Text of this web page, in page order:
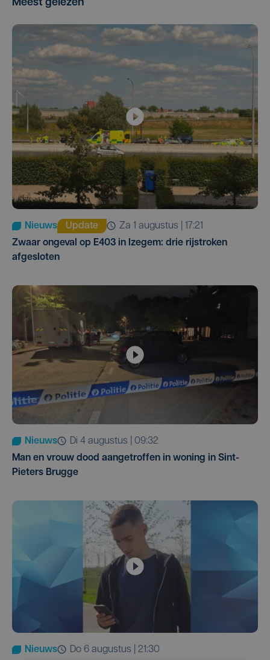
Meest gelezen
Nieuws Update
za 1 augustus | 17:21
Zwaar ongeval op E403 in Izegem: drie rijstroken
afgesloten
Nieuws
di 4 augustus | 09:32
Man en vrouw dood aangetroffen in woning in Sint-
Pieters Brugge
Nieuws do 6 augustus | 21:30